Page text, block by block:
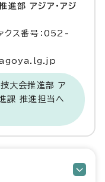
進部 アジア・アジ
ス番号：052-
技大会推進部 ア
課 推進担当へ